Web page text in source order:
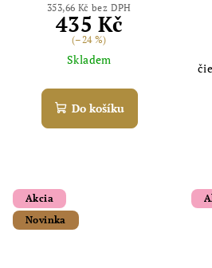
353,66 Kč bez DPH
435 Kč
(–24 %)
Skladem
Do košíku
Akcia
Novinka